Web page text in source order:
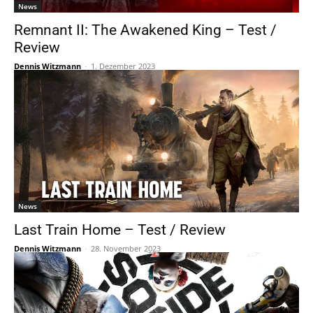
News
Remnant II: The Awakened King – Test /
Review
Dennis Witzmann - 1. Dezember 2023
News
Last Train Home – Test / Review
Dennis Witzmann - 28. November 2023